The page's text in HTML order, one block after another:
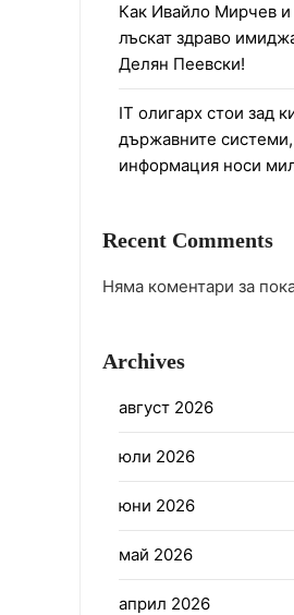
Как Ивайло Мирчев
лъскат здраво
Делян Пеевски!
IT олигарх стои зад
държавните системи,
информация носи
Recent Comments
Няма коментари за
Archives
август 2026
юли 2026
юни 2026
май 2026
април 2026